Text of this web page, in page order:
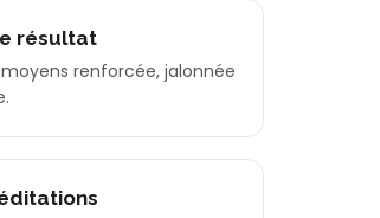
résultat
renforcée, jalonnée